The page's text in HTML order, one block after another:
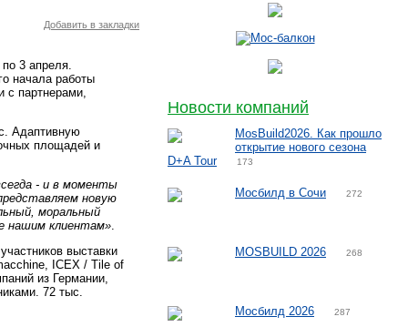
Добавить в закладки
3 апреля.
начала работы
с партнерами,
Адаптивную
площадей и
- и в моменты
новую
моральный
нашим клиентам».
выставки
ICEX / Tile of
из Германии,
72 тыс.
Новости компаний
MosBuild2026. Как прошло
открытие нового сезона
D+A Tour
173
Мосбилд в Сочи 272
MOSBUILD 2026 268
Мосбилд 2026 287